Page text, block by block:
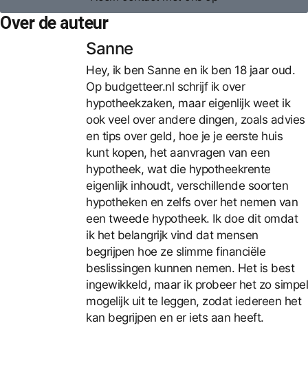
Over de auteur
Sanne
Hey, ik ben Sanne en ik ben 18 jaar oud.
Op budgetteer.nl schrijf ik over
hypotheekzaken, maar eigenlijk weet ik
ook veel over andere dingen, zoals advies
en tips over geld, hoe je je eerste huis
kunt kopen, het aanvragen van een
hypotheek, wat die hypotheekrente
eigenlijk inhoudt, verschillende soorten
hypotheken en zelfs over het nemen van
een tweede hypotheek. Ik doe dit omdat
ik het belangrijk vind dat mensen
begrijpen hoe ze slimme financiële
beslissingen kunnen nemen. Het is best
ingewikkeld, maar ik probeer het zo simpel
mogelijk uit te leggen, zodat iedereen het
kan begrijpen en er iets aan heeft.